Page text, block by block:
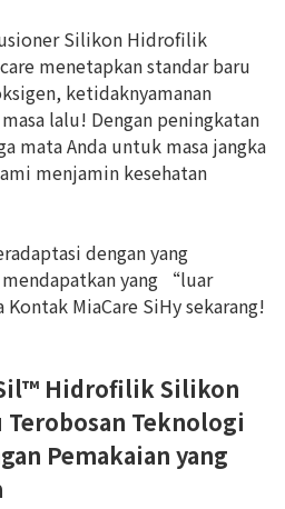
Silikon Hidrofilik
menetapkan standar baru
ketidaknyamanan
lalu! Dengan peningkatan
mata Anda untuk masa jangka
menjamin kesehatan
dengan yang
yang “luar
MiaCare SiHy sekarang!
Hidrofilik Silikon
Teknologi
Pemakaian yang